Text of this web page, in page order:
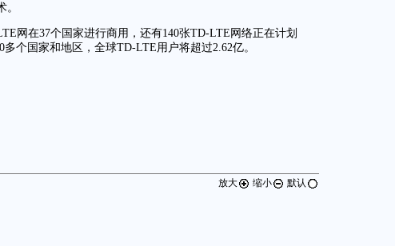
网在37个国家进行商用，还有140张TD-LTE网络正在计划
个国家和地区，全球TD-LTE用户将超过2.62亿。
放大 缩小 默认